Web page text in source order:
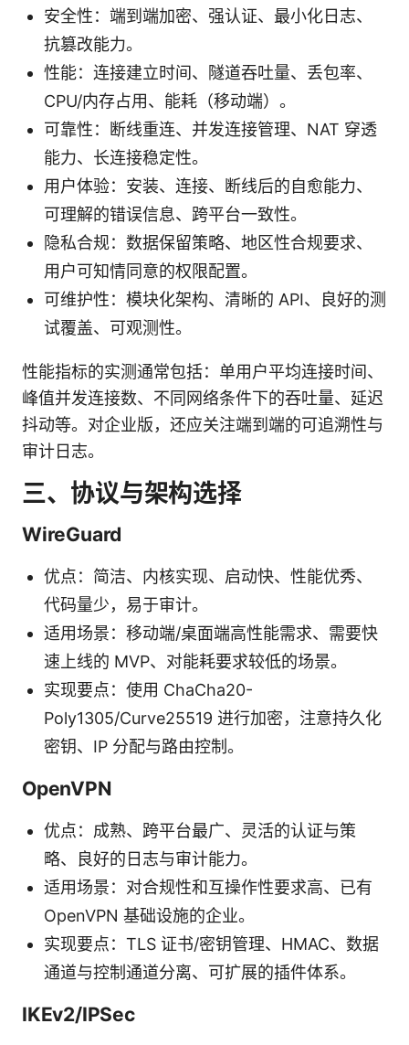
安全性：端到端加密、强认证、最小化日志、
抗篡改能力。
性能：连接建立时间、隧道吞吐量、丢包率、
CPU/内存占用、能耗（移动端）。
可靠性：断线重连、并发连接管理、NAT 穿透
能力、长连接稳定性。
用户体验：安装、连接、断线后的自愈能力、
可理解的错误信息、跨平台一致性。
隐私合规：数据保留策略、地区性合规要求、
用户可知情同意的权限配置。
可维护性：模块化架构、清晰的 API、良好的测
试覆盖、可观测性。
性能指标的实测通常包括：单用户平均连接时间、
峰值并发连接数、不同网络条件下的吞吐量、延迟
抖动等。对企业版，还应关注端到端的可追溯性与
审计日志。
三、协议与架构选择
WireGuard
优点：简洁、内核实现、启动快、性能优秀、
代码量少，易于审计。
适用场景：移动端/桌面端高性能需求、需要快
速上线的 MVP、对能耗要求较低的场景。
实现要点：使用 ChaCha20-
Poly1305/Curve25519 进行加密，注意持久化
密钥、IP 分配与路由控制。
OpenVPN
优点：成熟、跨平台最广、灵活的认证与策
略、良好的日志与审计能力。
适用场景：对合规性和互操作性要求高、已有
OpenVPN 基础设施的企业。
实现要点：TLS 证书/密钥管理、HMAC、数据
通道与控制通道分离、可扩展的插件体系。
IKEv2/IPSec